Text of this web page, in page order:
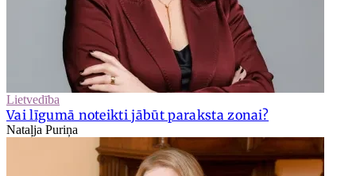
Lietvedība
Vai līgumā noteikti jābūt paraksta zonai?
Nataļja Puriņa